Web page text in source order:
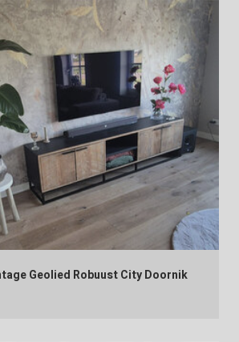
Geolied Robuust City Doornik